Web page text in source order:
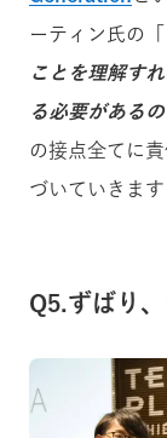
ーティン氏の「
ことを理解す
る必要があるの
の接点全てに
づいていきます
Q5.ずばり